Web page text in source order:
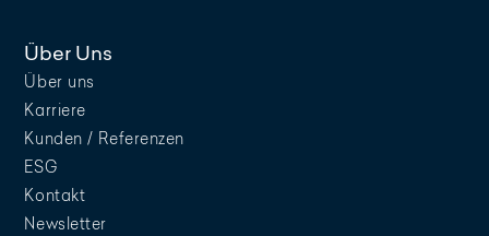
Über Uns
Über uns
Karriere
Kunden / Referenzen
ESG
Kontakt
Newsletter